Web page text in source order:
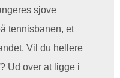
sjove
tennisbanen, et
Vil du hellere
Ud over at ligge i